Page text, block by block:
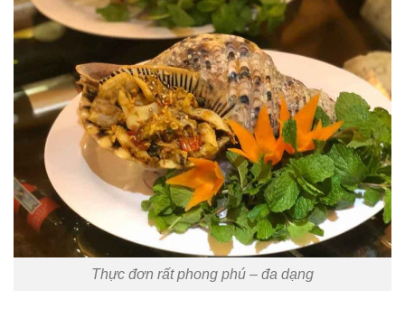
Thực đơn rất phong phú – đa dạng